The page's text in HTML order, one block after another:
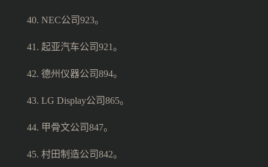
40. NEC公司923。
41. 起亚汽车公司921。
42. 德州仪器公司894。
43. LG Display公司865。
44. 甲骨文公司847。
45. 村田制造公司842。